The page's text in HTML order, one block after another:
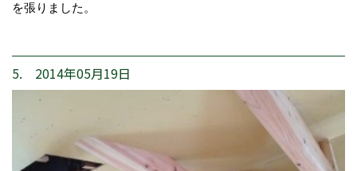
を張りました。
5. 2014年05月19日